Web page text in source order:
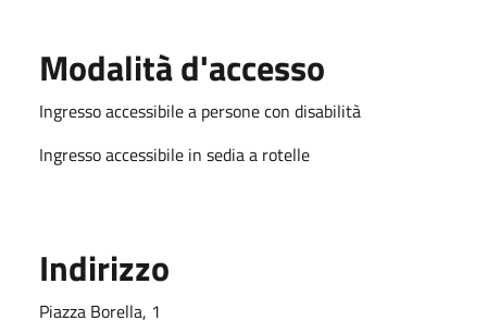
Modalità d'accesso
Ingresso accessibile a persone con disabilità
Ingresso accessibile in sedia a rotelle
Indirizzo
Piazza Borella, 1